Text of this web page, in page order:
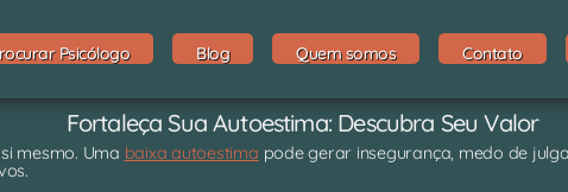
Psicólogo Blog Quem somos Contato
Fortaleça Sua Autoestima: Descubra Seu Valor
mesmo. Uma baixa autoestima pode gerar insegurança, medo de